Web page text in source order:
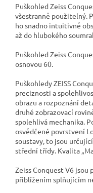
Puškohled Zeiss
všestranně použitelný.
ho snadno intuitivně
až do hlubokého
Puškohled Zeiss
osnovou 60.
Puškohledy ZEISS
preciznosti a
obrazu a rozpoznání
druhé zobrazovací
spolehlivá mechanika.
osvědčené povrstvení
soustavy, to jsou
střední třídy. Kvalita
Zeiss Conquest V6 jsou
přiblížením splňujícím